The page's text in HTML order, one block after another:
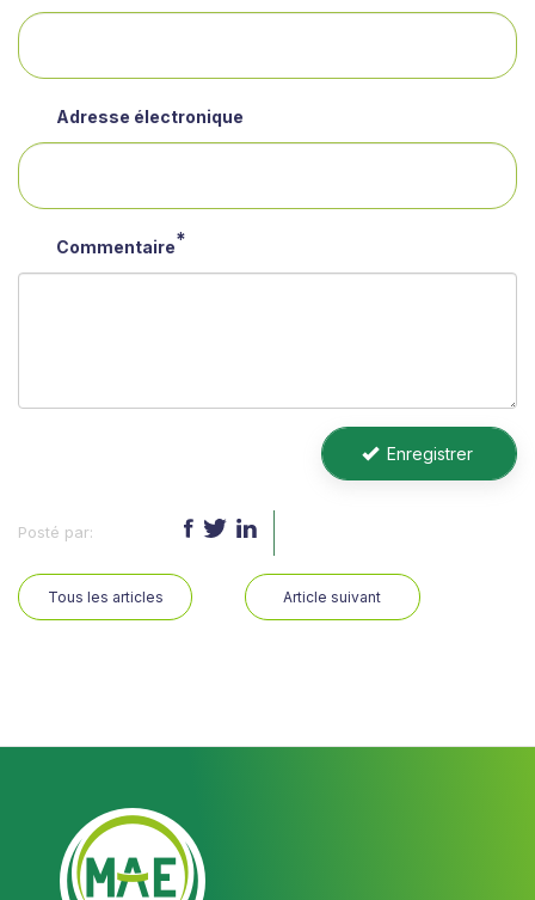
Adresse électronique
Commentaire
Enregistrer
Tous les articles Article suivant